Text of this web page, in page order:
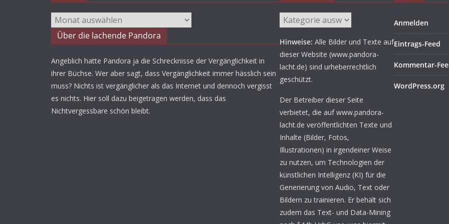
Archiv
Über die lachende Pandora
Angeblich hatte Pandora ja die Schrecknisse der Vergänglichkeit in
ihrer Büchse. Wer aber sagt, dass Vergänglichkeit immer hässlich sein
muss? Nichts ist vergänglicher als das Internet und dennoch vergisst
es nichts. Hier soll dazu beigetragen werden, dass das
Nichtvergessbare schön bleibt.
Aufgetischt
Hinweise: Alle Bilder und Texte auf
dieser Website (www.pandora-
lacht.de) sind urheberrechtlich
geschützt.
Der Betreiber dieser Seite
verbietet, die auf www.pandora-
lacht.de veröffentlichten Texte und
Inhalte (Bilder, Fotos,
Illustrationen) in irgendeiner Weise
zu nutzen, um Technologien der
künstlichen Intelligenz (KI) für die
Generierung von Audio, Text oder
Bildern zu trainieren. Er behält sich
zudem das Text- und Data-Mining
Anmelden
Eintrags-Feed
Kommentar-
WordPress.org